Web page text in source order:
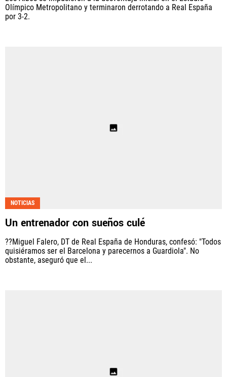
Olímpico Metropolitano y terminaron derrotando a Real España
por 3-2.
NOTICIAS
Un entrenador con sueños culé
??Miguel Falero, DT de Real España de Honduras, confesó: "Todos
quisiéramos ser el Barcelona y parecernos a Guardiola". No
obstante, aseguró que el...